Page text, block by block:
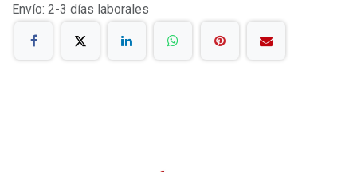
Envío: 2-3 días laborales